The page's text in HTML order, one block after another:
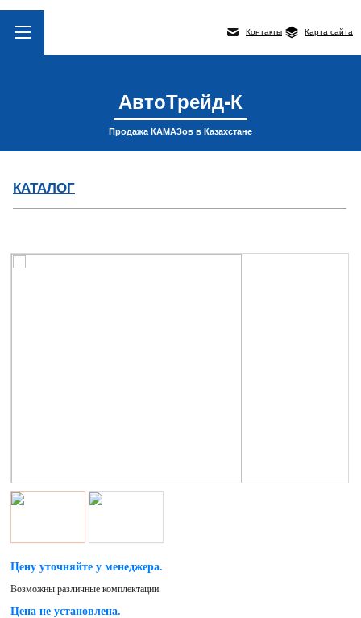
Контакты Карта сайта
АвтоТрейд-К
Продажа КАМАЗов в Казахстане
КАТАЛОГ
Цену уточняйте у менеджера.
Возможны различные комплектации.
Цена не установлена.